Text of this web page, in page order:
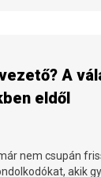
A
eldől
nem csupán
akik